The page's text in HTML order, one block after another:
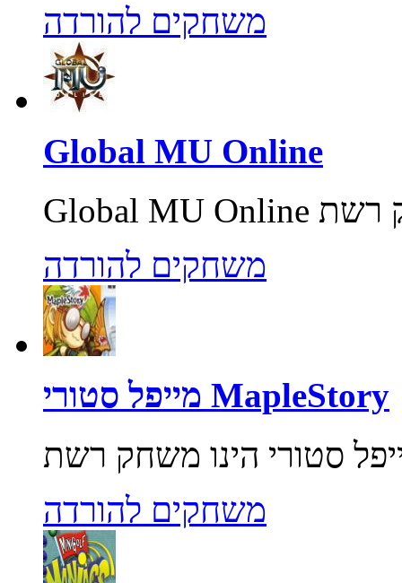
משחקים להורדה
Global MU Online
משחקים להורדה
מייפל סטורי MapleStory
משחקים להורדה